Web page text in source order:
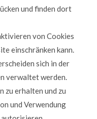
und finden dort
von Cookies
einschränken kann.
sich in der
verwaltet werden.
zu erhalten und zu
und Verwendung